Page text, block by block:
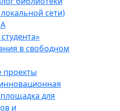
сети)
в свободном
проекты
для
и